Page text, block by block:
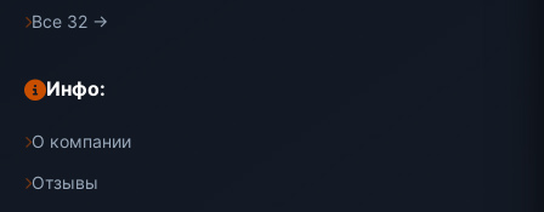
Все 32 →
Инфо:
О компании
Отзывы